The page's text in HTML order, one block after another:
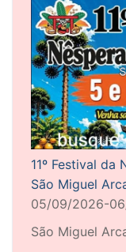
11º Festival
São Miguel
05/09/2026-
São Miguel